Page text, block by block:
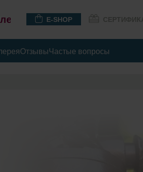
E-SHOP
ОтзывыЧастые вопросы